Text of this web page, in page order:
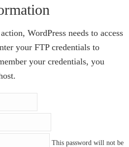
WordPress needs to access
your FTP credentials to
your credentials, you
This password will not be